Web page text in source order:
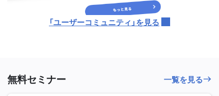
無料セミナー 一覧を見る
「ユーザーコミュニティ」を見る